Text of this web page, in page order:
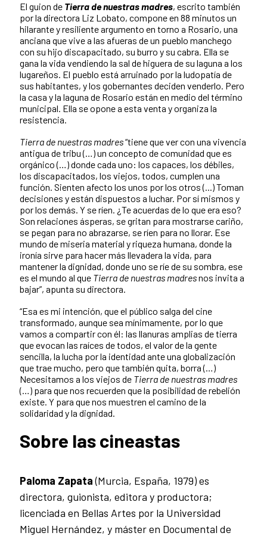
El guion de Tierra de nuestras madres, escrito también
por la directora Liz Lobato, compone en 88 minutos un
hilarante y resiliente argumento en torno a Rosario, una
anciana que vive a las afueras de un pueblo manchego
con su hijo discapacitado, su burro y su cabra. Ella se
gana la vida vendiendo la sal de higuera de su laguna a los
lugareños. El pueblo está arruinado por la ludopatía de
sus habitantes, y los gobernantes deciden venderlo. Pero
la casa y la laguna de Rosario están en medio del término
municipal. Ella se opone a esta venta y organiza la
resistencia.
Tierra de nuestras madres“tiene que ver con una vivencia
antigua de tribu (…) un concepto de comunidad que es
orgánico (…) donde cada uno: los capaces, los débiles,
los discapacitados, los viejos, todos, cumplen una
función. Sienten afecto los unos por los otros (...) Toman
decisiones y están dispuestos a luchar. Por sí mismos y
por los demás. Y se ríen. ¿Te acuerdas de lo que era eso?
Son relaciones ásperas, se gritan para mostrarse cariño,
se pegan para no abrazarse, se ríen para no llorar. Ese
mundo de miseria material y riqueza humana, donde la
ironía sirve para hacer más llevadera la vida, para
mantener la dignidad, donde uno se ríe de su sombra, ese
es el mundo al que Tierra de nuestras madresnos invita a
bajar”, apunta su directora.
“Esa es mi intención, que el público salga del cine
transformado, aunque sea mínimamente, por lo que
vamos a compartir con él: las llanuras amplias de tierra
que evocan las raíces de todos, el valor de la gente
sencilla, la lucha por la identidad ante una globalización
que trae mucho, pero que también quita, borra (…)
Necesitamos a los viejos de Tierra de nuestras madres
(…) para que nos recuerden que la posibilidad de rebelión
existe. Y para que nos muestren el camino de la
solidaridad y la dignidad.
Sobre las cineastas
Paloma Zapata(Murcia, España, 1979) es
directora, guionista, editora y productora;
licenciada en Bellas Artes por la Universidad
Miguel Hernández, y máster en Documental de